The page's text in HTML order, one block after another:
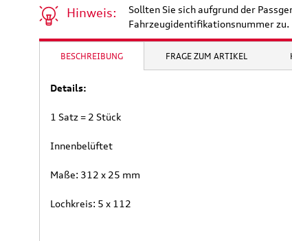
Hinweis:
Sollten Sie sich aufgrund der
Fahrzeugidentifikationsnummer zu.
BESCHREIBUNG FRAGE ZUM ARTIKEL
Details:
1 Satz = 2 Stück
Innenbelüftet
Maße: 312 x 25 mm
Lochkreis: 5 x 112